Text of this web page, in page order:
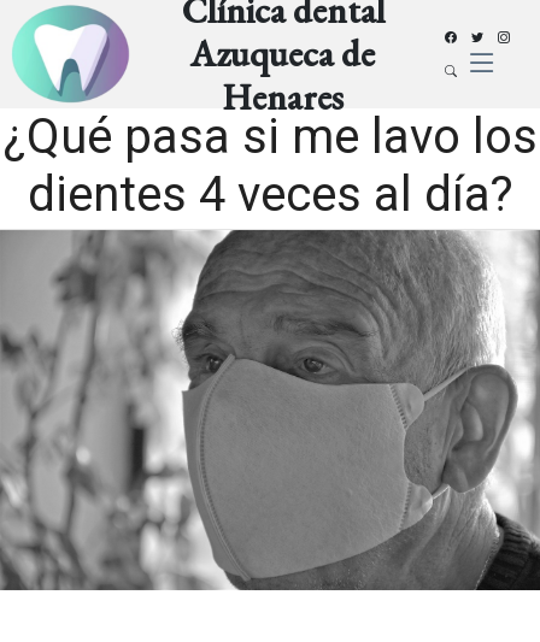
Clínica dental
Azuqueca de
Henares
¿Qué pasa si me lavo los
dientes 4 veces al día?